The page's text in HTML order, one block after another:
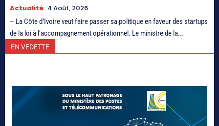
Actualité 4 Août, 2026
– La Côte d’Ivoire veut faire passer sa politique en faveur des startups
de la loi à l’accompagnement opérationnel. Le ministre de la...
EN VEDETTE